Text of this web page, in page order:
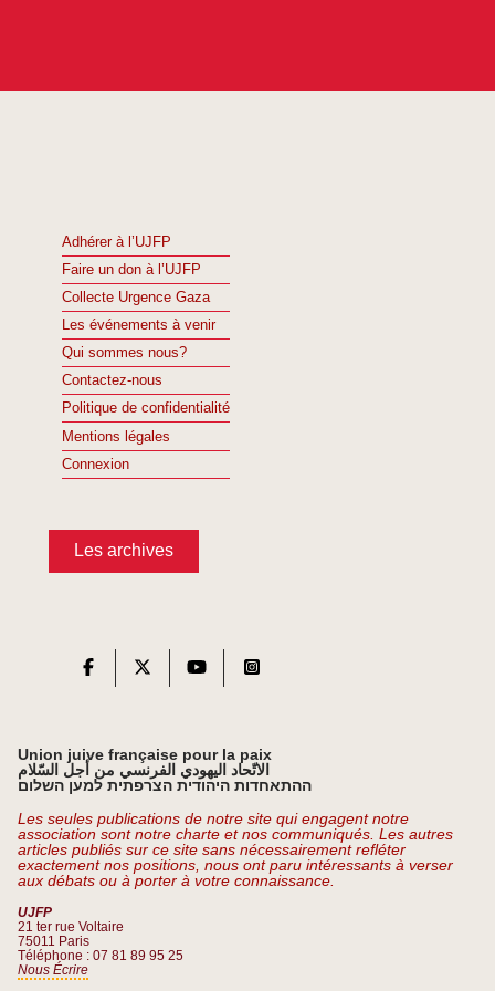
Adhérer à l’UJFP
Faire un don à l’UJFP
Collecte Urgence Gaza
Les événements à venir
Qui sommes nous?
Contactez-nous
Politique de confidentialité
Mentions légales
Connexion
Les archives
Union juive française pour la paix
الاتّحاد اليهودي الفرنسي من أجل السّلام
ההתאחדות היהודית הצרפתית למען השלום
Les seules publications de notre site qui engagent notre
association sont notre charte et nos communiqués. Les autres
articles publiés sur ce site sans nécessairement refléter
exactement nos positions, nous ont paru intéressants à verser
aux débats ou à porter à votre connaissance.
UJFP
21 ter rue Voltaire
75011 Paris
Téléphone : 07 81 89 95 25
Nous Écrire